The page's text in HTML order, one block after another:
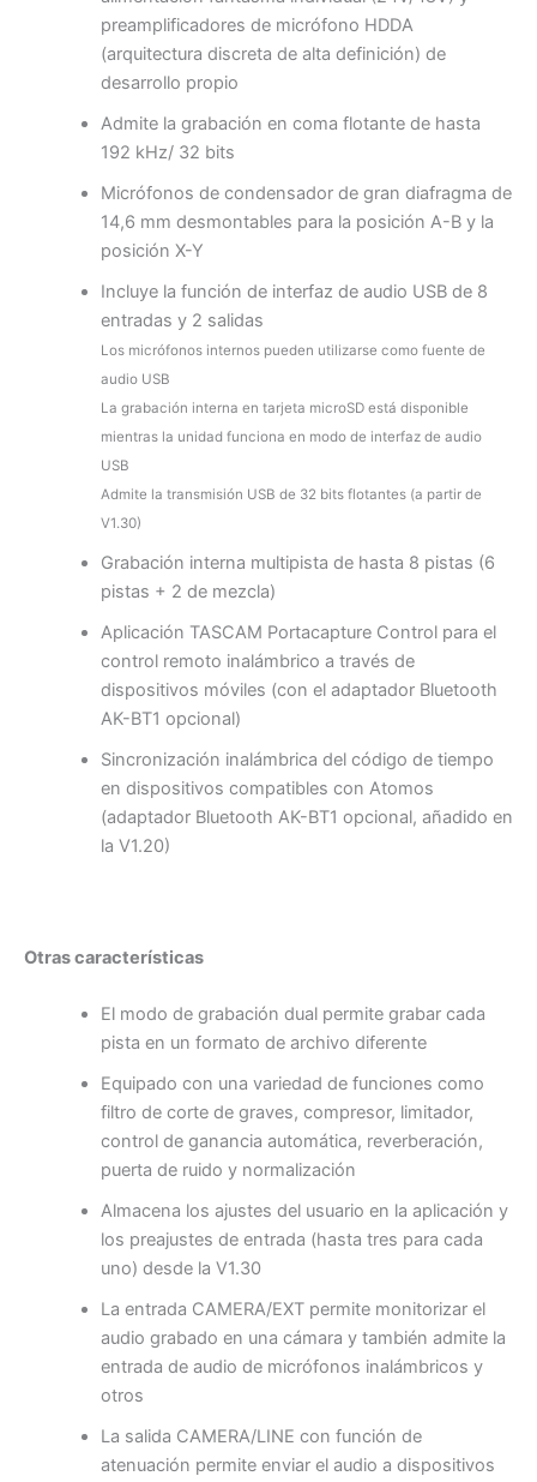
preamplificadores de micrófono HDDA
(arquitectura discreta de alta definición) de
desarrollo propio
Admite la grabación en coma flotante de hasta
192 kHz/ 32 bits
Micrófonos de condensador de gran diafragma de
14,6 mm desmontables para la posición A-B y la
posición X-Y
Incluye la función de interfaz de audio USB de 8
entradas y 2 salidas
Los micrófonos internos pueden utilizarse como fuente de
audio USB
La grabación interna en tarjeta microSD está disponible
mientras la unidad funciona en modo de interfaz de audio
USB
Admite la transmisión USB de 32 bits flotantes (a partir de
V1.30)
Grabación interna multipista de hasta 8 pistas (6
pistas + 2 de mezcla)
Aplicación TASCAM Portacapture Control para el
control remoto inalámbrico a través de
dispositivos móviles (con el adaptador Bluetooth
AK-BT1 opcional)
Sincronización inalámbrica del código de tiempo
en dispositivos compatibles con Atomos
(adaptador Bluetooth AK-BT1 opcional, añadido en
la V1.20)
Otras características
El modo de grabación dual permite grabar cada
pista en un formato de archivo diferente
Equipado con una variedad de funciones como
filtro de corte de graves, compresor, limitador,
control de ganancia automática, reverberación,
puerta de ruido y normalización
Almacena los ajustes del usuario en la aplicación y
los preajustes de entrada (hasta tres para cada
uno) desde la V1.30
La entrada CAMERA/EXT permite monitorizar el
audio grabado en una cámara y también admite la
entrada de audio de micrófonos inalámbricos y
otros
La salida CAMERA/LINE con función de
atenuación permite enviar el audio a dispositivos